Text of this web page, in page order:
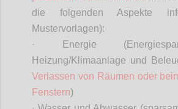
die folgenden Aspekte
Mustervorlagen):
· Energie
Heizung/Klimaanlage und
Verlassen von Räumen oder
Fenstern)